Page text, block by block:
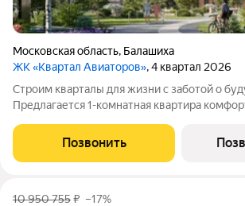
Московская область, Балашиха
ЖК «Квартал Авиаторов», 4 квартал 2026
Строим кварталы для жизни с заботой о
Предлагается 1-комнатная квартира
этаже, в жилом комплексе "Квартал
комплекса на выбор: могут быть как с
Позвонить
10 950 755₽ –17%